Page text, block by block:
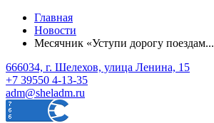
Главная
Новости
Месячник «Уступи дорогу поездам...
666034, г. Шелехов, улица Ленина, 15
+7 39550 4-13-35
adm@sheladm.ru